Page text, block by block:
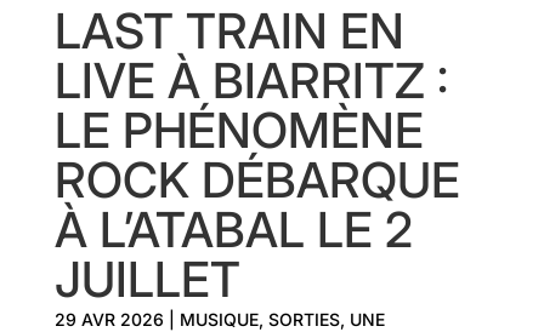
LAST TRAIN EN
LIVE À BIARRITZ :
LE PHÉNOMÈNE
ROCK DÉBARQUE
À L’ATABAL LE 2
JUILLET
29 AVR 2026 MUSIQUE, SORTIES, UNE